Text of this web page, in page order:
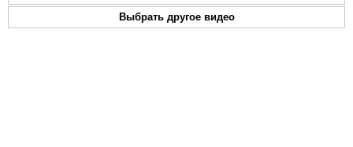
Выбрать другое видео